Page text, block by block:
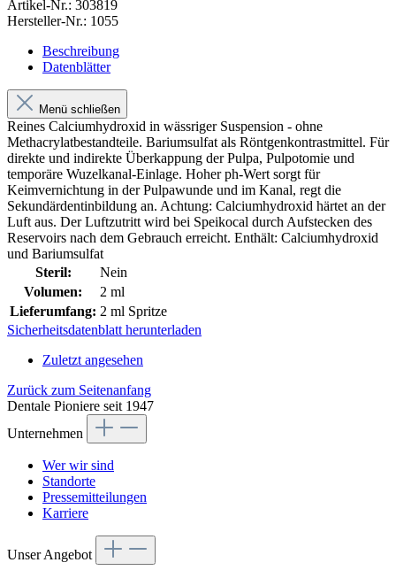
Artikel-Nr.: 303819
Hersteller-Nr.: 1055
Beschreibung
Datenblätter
Menü schließen
Reines Calciumhydroxid in wässriger Suspension - ohne
Methacrylatbestandteile. Bariumsulfat als Röntgenkontrastmittel. Für
direkte und indirekte Überkappung der Pulpa, Pulpotomie und
temporäre Wuzelkanal-Einlage. Hoher ph-Wert sorgt für
Keimvernichtung in der Pulpawunde und im Kanal, regt die
Sekundärdentinbildung an. Achtung: Calciumhydroxid härtet an der
Luft aus. Der Luftzutritt wird bei Speikocal durch Aufstecken des
Reservoirs nach dem Gebrauch erreicht. Enthält: Calciumhydroxid
und Bariumsulfat
Steril:
Nein
Volumen:
2 ml
Lieferumfang: 2 ml Spritze
Sicherheitsdatenblatt herunterladen
Zuletzt angesehen
Zurück zum Seitenanfang
Dentale Pioniere seit 1947
Unternehmen
Wer wir sind
Standorte
Pressemitteilungen
Karriere
Unser Angebot